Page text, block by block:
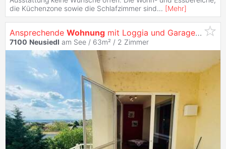
die Küchenzone sowie die Schlafzimmer sind... [Mehr]
Ansprechende Wohnung mit Loggia und Garagenparkplatz
7100 Neusiedl am See / 63m² / 2 Zimmer